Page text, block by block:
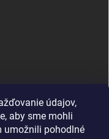
údajov,
aby sme mohli
umožnili pohodlné